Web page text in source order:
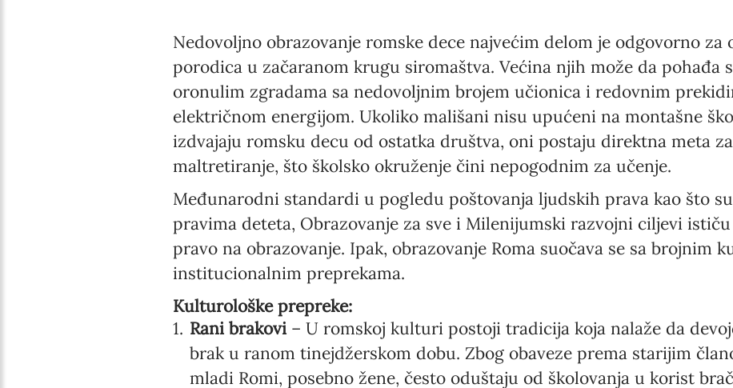
Nedovoljno obrazovanje romske dece najvećim delom je odgovorno za
porodica u začaranom krugu siromaštva. Većina njih može da pohađa
oronulim zgradama sa nedovoljnim brojem učionica i redovnim
električnom energijom. Ukoliko mališani nisu upućeni na montašne
izdvajaju romsku decu od ostatka društva, oni postaju direktna meta
maltretiranje, što školsko okruženje čini nepogodnim za učenje.
Međunarodni standardi u pogledu poštovanja ljudskih prava kao što
pravima deteta, Obrazovanje za sve i Milenijumski razvojni ciljevi
pravo na obrazovanje. Ipak, obrazovanje Roma suočava se sa brojnim
institucionalnim preprekama.
Kulturološke prepreke:
Rani brakovi– U romskoj kulturi postoji tradicija koja nalaže da
brak u ranom tinejdžerskom dobu. Zbog obaveze prema starijim
mladi Romi, posebno žene, često oduštaju od školovanja u korist